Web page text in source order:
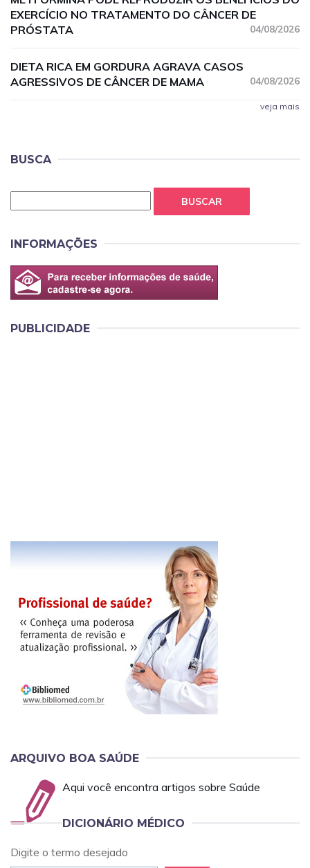
EXERCÍCIO NO TRATAMENTO DO CÂNCER DE
PRÓSTATA
04/08/2026
DIETA RICA EM GORDURA AGRAVA CASOS
AGRESSIVOS DE CÂNCER DE MAMA
04/08/2026
veja mais
BUSCA
BUSCAR
INFORMAÇÕES
PUBLICIDADE
ARQUIVO BOA SAÚDE
Aqui você encontra artigos sobre Saúde
DICIONÁRIO MÉDICO
Digite o termo desejado